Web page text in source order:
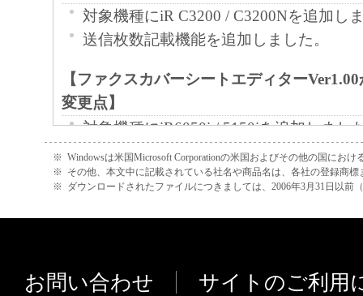
対象機種にiR C3200 / C3200Nを追加し
送信枚数記載機能を追加しました。
【ファクスカバーシートエディター
変更点】
対象機種にiR6050i / 5150iを追加しまし
※ Windowsは米国Microsoft Corporationの米国およびその他の国におけ
※ その他、本文中に記載されている社名や商品名は、各社の登録商標
※ ダウンロードされたファイルにつきましては、2006年3月31日以
お問い合わせ サイトのご利用